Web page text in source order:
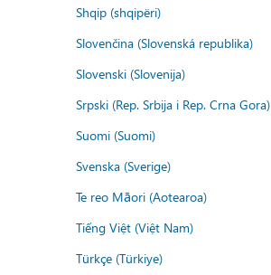
Shqip (shqipëri)
Slovenčina (Slovenská republika)
Slovenski (Slovenija)
Srpski (Rep. Srbija i Rep. Crna Gora)
Suomi (Suomi)
Svenska (Sverige)
Te reo Māori (Aotearoa)
Tiếng Việt (Việt Nam)
Türkçe (Türkiye)